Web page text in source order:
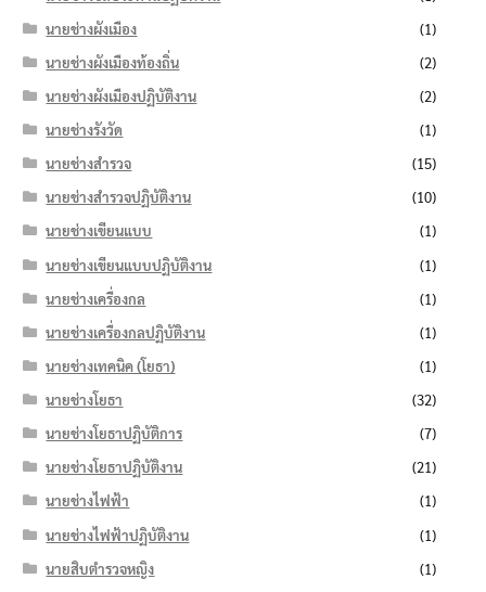
นายช่างผังเมือง
(1)
นายช่างผังเมืองท้องถิ่น
(2)
นายช่างผังเมืองปฏิบัติงาน
(2)
นายช่างรังวัด
(1)
นายช่างสำรวจ
(15)
นายช่างสำรวจปฏิบัติงาน
(10)
นายช่างเขียนแบบ
(1)
นายช่างเขียนแบบปฏิบัติงาน
(1)
นายช่างเครื่องกล
(1)
นายช่างเครื่องกลปฏิบัติงาน
(1)
นายช่างเทคนิค (โยธา)
(1)
นายช่างโยธา
(32)
นายช่างโยธาปฏิบัติการ
(7)
นายช่างโยธาปฏิบัติงาน
(21)
นายช่างไฟฟ้า
(1)
นายช่างไฟฟ้าปฏิบัติงาน
(1)
นายสิบตำรวจหญิง
(1)